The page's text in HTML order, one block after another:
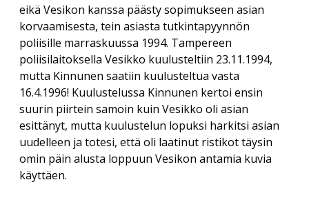
eikä Vesikon kanssa päästy sopimukseen asian
korvaamisesta, tein asiasta tutkintapyynnön
poliisille marraskuussa 1994. Tampereen
poliisilaitoksella Vesikko kuulusteltiin 23.11.1994,
mutta Kinnunen saatiin kuulusteltua vasta
16.4.1996! Kuulustelussa Kinnunen kertoi ensin
suurin piirtein samoin kuin Vesikko oli asian
esittänyt, mutta kuulustelun lopuksi harkitsi asian
uudelleen ja totesi, että oli laatinut ristikot täysin
omin päin alusta loppuun Vesikon antamia kuvia
käyttäen.